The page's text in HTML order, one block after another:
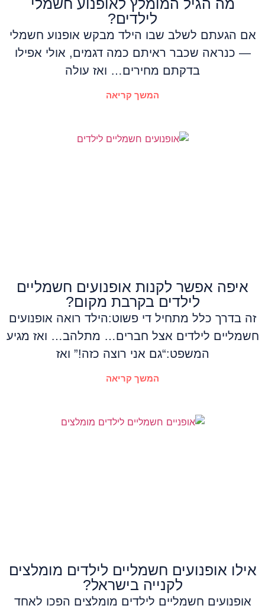
לילדים?
אם הגעתם לשלב שבו הילד מבקש אופנוע חשמלי
— כנראה שכבר ראיתם כמה דגמים, אולי אפילו
בדקתם מחירים… ואז עולה
המשך קריאה
איפה אפשר לקנות אופנועים חשמליים
לילדים בקרבת מקום?
זה בדרך כלל מתחיל די פשוט:הילד רואה אופנועים
חשמליים לילדים אצל חברים… מתלהב… ואז מגיע
המשפט:“גם אני רוצה כזה!” ואז
המשך קריאה
אילו אופנועים חשמליים לילדים מומלצים
לקנייה בישראל?
אופנועים חשמליים לילדים מומלצים הפכו לאחד